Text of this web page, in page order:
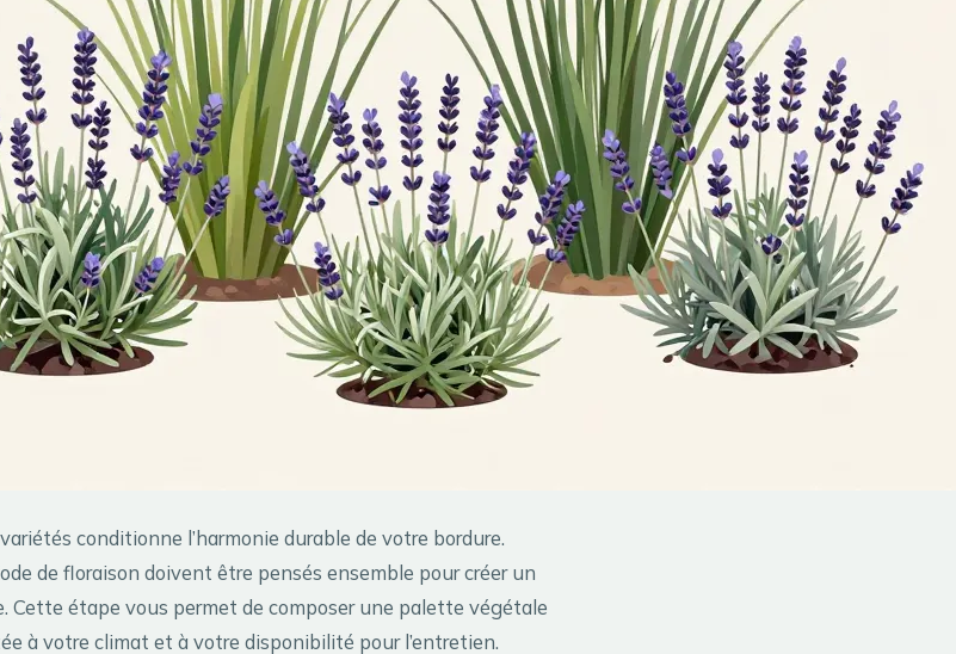
conditionne l’harmonie durable de votre bordure.
de floraison doivent être pensés ensemble pour créer un
Cette étape vous permet de composer une palette végétale
à votre climat et à votre disponibilité pour l’entretien.